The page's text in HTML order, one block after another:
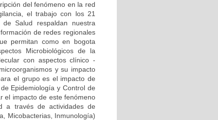
del fenómeno en la red
el trabajo con los 21
Salud respaldan nuestra
de redes regionales
permitan como en bogota
Microbiológicos de la
con aspectos clínico -
y su impacto
el grupo es el impacto de
Epidemiología y Control de
el impacto de este fenómeno
a través de actividades de
Micobacterias, Inmunología)